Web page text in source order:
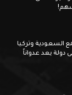
السعودية وتركيا
يعد عدواناً